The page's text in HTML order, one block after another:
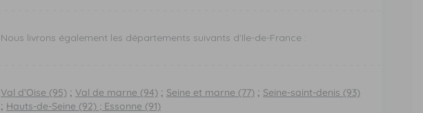
Nous livrons également les départements suivants d'Ile-de-France :
Val d’Oise (95); Val de marne (94); Seine et marne (77); Seine-saint-denis (93)
; Hauts-de-Seine (92); Essonne (91)